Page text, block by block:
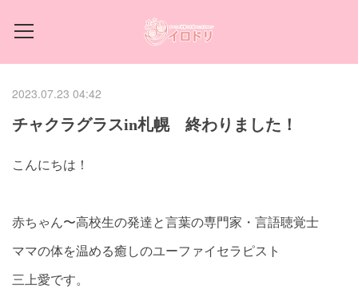
2023.07.23 04:42
チャクラグラスin札幌 終わりました！
こんにちは！
赤ちゃん〜高校生の発達と言葉の専門家・言語聴覚士
ママの体を温める癒しのユーファイセラピスト
三上愛です。